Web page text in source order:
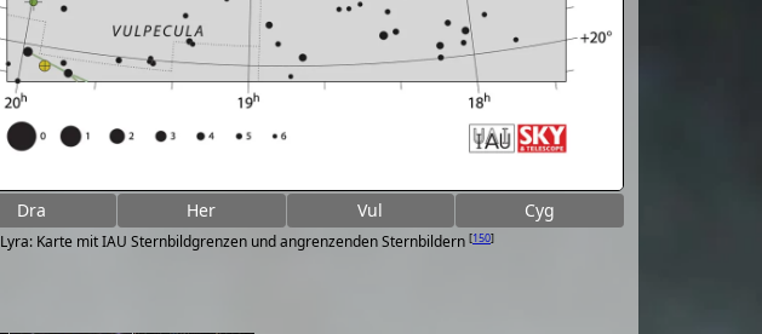
Dra Her Vul Cyg
Lyra: Karte mit IAU Sternbildgrenzen und angrenzenden Sternbildern [150]